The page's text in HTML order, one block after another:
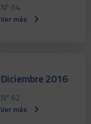
Nº 64
Ver más
Diciembre 2016
Nº 62
Ver más